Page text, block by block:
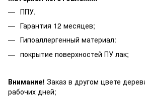
ППУ.
Гарантия 12 месяцев;
Гипоаллергенный материал:
покрытие поверхностей ПУ лак;
Внимание! Заказ в другом цвете
рабочих дней;